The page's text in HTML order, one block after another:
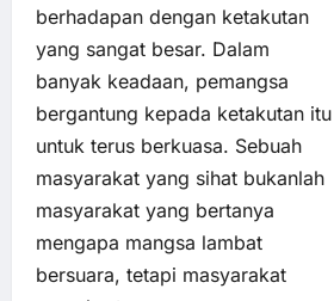
berhadapan dengan ketakutan
yang sangat besar. Dalam
banyak keadaan, pemangsa
bergantung kepada ketakutan itu
untuk terus berkuasa. Sebuah
masyarakat yang sihat bukanlah
masyarakat yang bertanya
mengapa mangsa lambat
bersuara, tetapi masyarakat